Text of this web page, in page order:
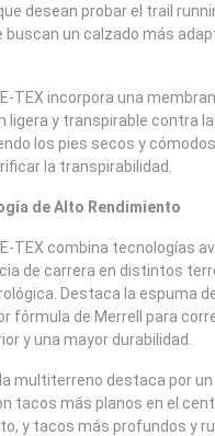
desean probar el trail
buscan un calzado más
TEX incorpora una
ligera y transpirable contra
los pies secos y
la transpirabilidad.
de Alto Rendimiento
TEX combina tecnologías
de carrera en distintos
Destaca la espuma
fórmula de Merrell para
y una mayor durabilidad.
multiterreno destaca por
tacos más planos en el
y tacos más profundos y